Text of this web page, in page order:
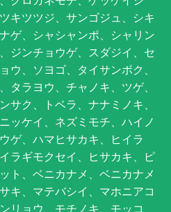
キツツジ、サンゴジュ、シキ
ゲ、シャシャンポ、シャリン
ジンチョウゲ、スダジイ、セ
ウ、ソヨゴ、タイサンボク、
タラヨウ、チャノキ、ツゲ、
サク、トベラ、ナナミノキ、
ッケイ、ネズミモチ、ハイノ
ゲ、ハマヒサカキ、ヒイラ
ラギモクセイ、ヒサカキ、ピ
ト、ベニカナメ、ベニカナメ
キ、マテバシイ、マホニアコ
リョウ、モチノキ、モッコ